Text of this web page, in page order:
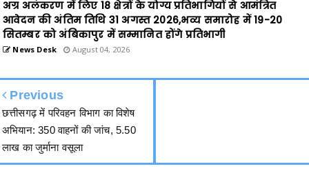
News Desk August 04, 2026
Previous
अभियान: 350 वाहनों की जांच, 5.50
लाख का जुर्माना वसूला